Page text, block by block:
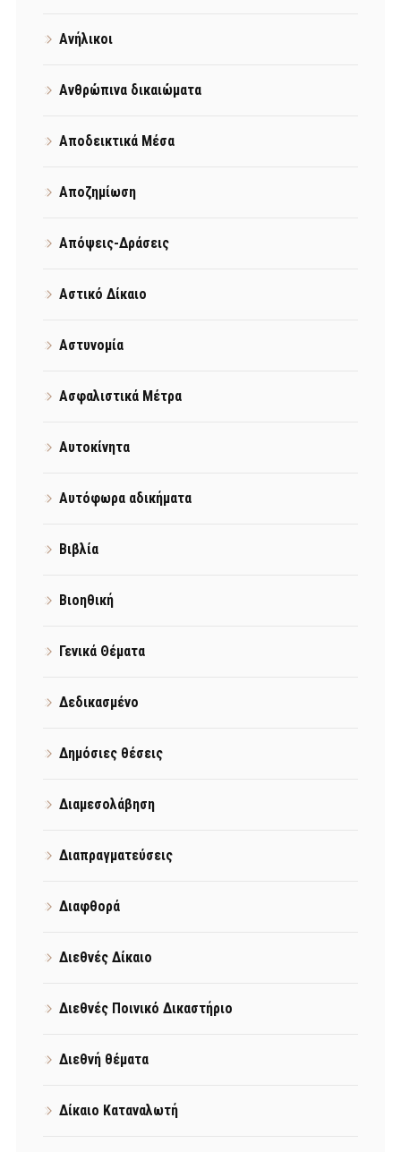
Ανήλικοι
Ανθρώπινα δικαιώματα
Αποδεικτικά Μέσα
Αποζημίωση
Απόψεις-Δράσεις
Αστικό Δίκαιο
Αστυνομία
Ασφαλιστικά Μέτρα
Αυτοκίνητα
Αυτόφωρα αδικήματα
Βιβλία
Βιοηθική
Γενικά Θέματα
Δεδικασμένο
Δημόσιες θέσεις
Διαμεσολάβηση
Διαπραγματεύσεις
Διαφθορά
Διεθνές Δίκαιο
Διεθνές Ποινικό Δικαστήριο
Διεθνή θέματα
Δίκαιο Καταναλωτή